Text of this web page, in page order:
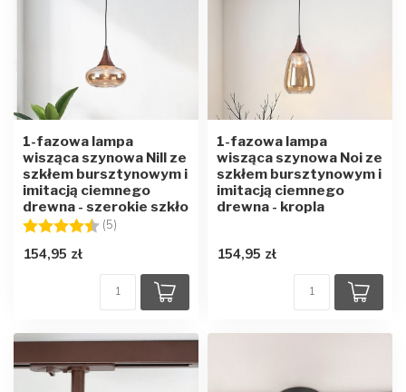
1-fazowa lampa
wisząca szynowa Nill ze
szkłem bursztynowym i
imitacją ciemnego
drewna - szerokie szkło
Ocena:
(5)
154,95 zł
1-fazowa lampa
wisząca szynowa Noi ze
szkłem bursztynowym i
imitacją ciemnego
drewna - kropla
154,95 zł